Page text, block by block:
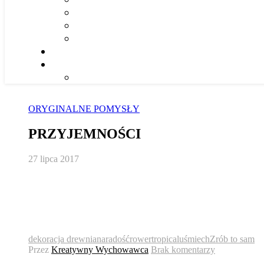
ORYGINALNE POMYSŁY
PRZYJEMNOŚCI
27 lipca 2017
dekoracja drewnianaradośćrowertropicaluśmiechZrób to sam
Przez Kreatywny Wychowawca Brak komentarzy